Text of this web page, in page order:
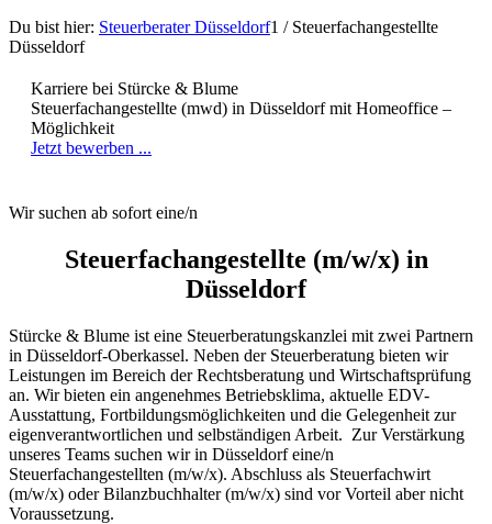
Du bist hier: Steuerberater Düsseldorf1 / Steuerfachangestellte
Düsseldorf
Karriere bei Stürcke & Blume
Steuerfachangestellte (mwd) in Düsseldorf mit Homeoffice –
Möglichkeit
Jetzt bewerben ...
Wir suchen ab sofort eine/n
Steuerfachangestellte (m/w/x) in
Düsseldorf
Stürcke & Blume ist eine Steuerberatungskanzlei mit zwei Partnern
in Düsseldorf-Oberkassel. Neben der Steuerberatung bieten wir
Leistungen im Bereich der Rechtsberatung und Wirtschaftsprüfung
an. Wir bieten ein angenehmes Betriebsklima, aktuelle EDV-
Ausstattung, Fortbildungsmöglichkeiten und die Gelegenheit zur
eigenverantwortlichen und selbständigen Arbeit. Zur Verstärkung
unseres Teams suchen wir in Düsseldorf eine/n
Steuerfachangestellten (m/w/x). Abschluss als Steuerfachwirt
(m/w/x) oder Bilanzbuchhalter (m/w/x) sind vor Vorteil aber nicht
Voraussetzung.